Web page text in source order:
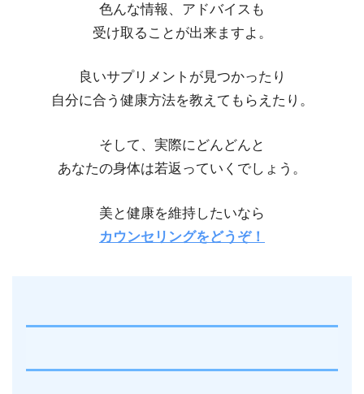
色んな情報、アドバイスも
受け取ることが出来ますよ。
良いサプリメントが見つかったり
自分に合う健康方法を教えてもらえたり。
そして、実際にどんどんと
あなたの身体は若返っていくでしょう。
美と健康を維持したいなら
カウンセリングをどうぞ！